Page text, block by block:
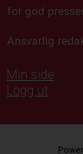
for god
Ansvarlig
Min side
Logg ut